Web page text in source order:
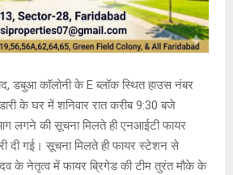
डबुआ कॉलोनी के E ब्लॉक स्थित हाउस नंबर
के घर में शनिवार रात करीब 9:30 बजे
की सूचना मिलते ही एनआईटी फायर
दी गई। सूचना मिलते ही फायर स्टेशन से
के नेतृत्व में फायर ब्रिगेड की टीम तुरंत मौके के